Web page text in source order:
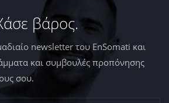
βάρος.
newsletter του EnSomati και
και συμβουλές προπόνησης
σου.